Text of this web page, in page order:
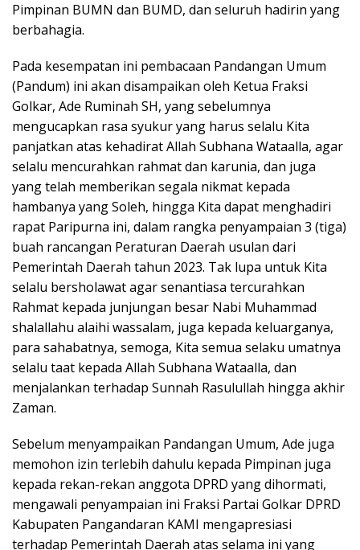
Pimpinan BUMN dan BUMD, dan seluruh hadirin yang
berbahagia.
Pada kesempatan ini pembacaan Pandangan Umum
(Pandum) ini akan disampaikan oleh Ketua Fraksi
Golkar, Ade Ruminah SH, yang sebelumnya
mengucapkan rasa syukur yang harus selalu Kita
panjatkan atas kehadirat Allah Subhana Wataalla, agar
selalu mencurahkan rahmat dan karunia, dan juga
yang telah memberikan segala nikmat kepada
hambanya yang Soleh, hingga Kita dapat menghadiri
rapat Paripurna ini, dalam rangka penyampaian 3 (tiga)
buah rancangan Peraturan Daerah usulan dari
Pemerintah Daerah tahun 2023. Tak lupa untuk Kita
selalu bersholawat agar senantiasa tercurahkan
Rahmat kepada junjungan besar Nabi Muhammad
shalallahu alaihi wassalam, juga kepada keluarganya,
para sahabatnya, semoga, Kita semua selaku umatnya
selalu taat kepada Allah Subhana Wataalla, dan
menjalankan terhadap Sunnah Rasulullah hingga akhir
Zaman.
Sebelum menyampaikan Pandangan Umum, Ade juga
memohon izin terlebih dahulu kepada Pimpinan juga
kepada rekan-rekan anggota DPRD yang dihormati,
mengawali penyampaian ini Fraksi Partai Golkar DPRD
Kabupaten Pangandaran KAMI mengapresiasi
terhadap Pemerintah Daerah atas selama ini yang